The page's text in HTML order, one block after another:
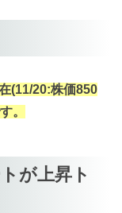
(11/20:株価850
。
が上昇ト